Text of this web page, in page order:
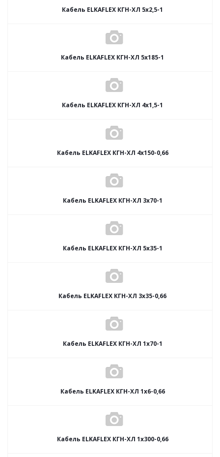
Кабель ELKAFLEX КГН-ХЛ 5x2,5-1
Кабель ELKAFLEX КГН-ХЛ 5x185-1
Кабель ELKAFLEX КГН-ХЛ 4x1,5-1
Кабель ELKAFLEX КГН-ХЛ 4x150-0,66
Кабель ELKAFLEX КГН-ХЛ 3x70-1
Кабель ELKAFLEX КГН-ХЛ 5x35-1
Кабель ELKAFLEX КГН-ХЛ 3x35-0,66
Кабель ELKAFLEX КГН-ХЛ 1x70-1
Кабель ELKAFLEX КГН-ХЛ 1x6-0,66
Кабель ELKAFLEX КГН-ХЛ 1x300-0,66